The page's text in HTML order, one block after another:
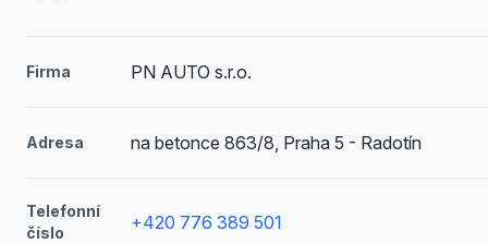
Firma PN AUTO s.r.o.
Adresa na betonce 863/8, Praha 5 - Radotín
Telefonní
číslo
+420 776 389 501